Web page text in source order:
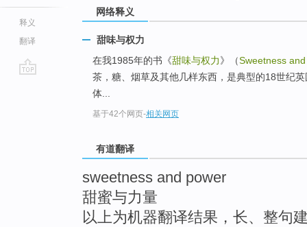
释义
翻译
网络释义
甜味与权力
在我1985年的书《甜味与权力》（Sweetness
茶，糖、烟草及其他几样东西，是典型的18世纪
体...
基于42个网页-相关网页
有道翻译
sweetness and power
甜蜜与力量
以上为机器翻译结果，长、整句